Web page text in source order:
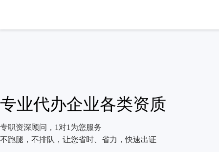
专业代办企业各类资质
专职资深顾问，1对1为您服务
不跑腿，不排队，让您省时、省力，快速出证